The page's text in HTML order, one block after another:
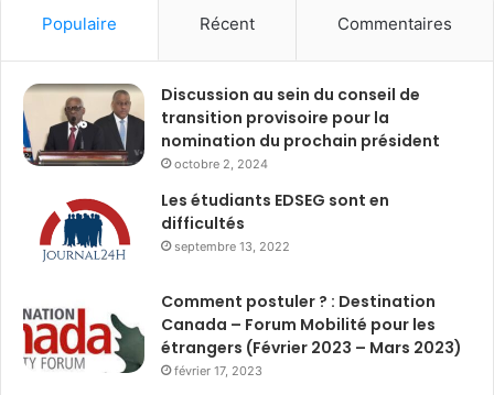
Populaire Récent Commentaires
Discussion au sein du conseil de
transition provisoire pour la
nomination du prochain président
octobre 2, 2024
Les étudiants EDSEG sont en
difficultés
septembre 13, 2022
Comment postuler ? : Destination
Canada – Forum Mobilité pour les
étrangers (Février 2023 – Mars 2023)
février 17, 2023